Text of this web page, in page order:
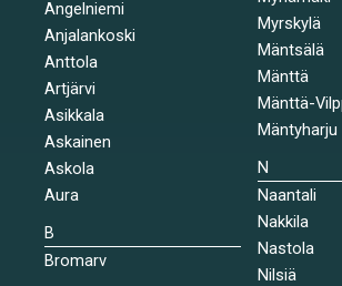
Angelniemi
Anjalankoski
Anttola
Artjärvi
Asikkala
Askainen
Askola
Aura
B
Bromarv
Myrskylä
Mäntsälä
Mänttä
Mänttä-
Mäntyharju
N
Naantali
Nakkila
Nastola
Nilsiä